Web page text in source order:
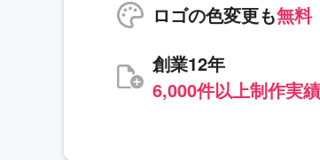
ロゴの色変更も無料
創業12年
6,000件以上制作実績